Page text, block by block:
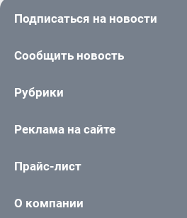
Подписаться на новости
Сообщить новость
Рубрики
Реклама на сайте
Прайс-лист
О компании